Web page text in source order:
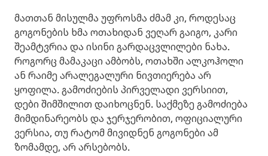
მათთან მისულმა უფროსმა ძმამ კი, როდესაც
გოგონების ხმა ოთახიდან ვეღარ გაიგო, კარი
შეამტვრია და ისინი გარდაცვლილები ნახა.
როგორც მამაკაცი ამბობს, ოთახში ალკოჰოლი
ან რაიმე არალეგალური ნივთიერება არ
ყოფილა. გამოძიების პირველადი ვერსიით,
დები შიმშილით დაიხოცნენ. საქმეზე გამოძიება
მიმდინარეობს და ჯერჯერობით, ოფიციალური
ვერსია, თუ რატომ მივიდნენ გოგონები ამ
ზომამდე, არ არსებობს.